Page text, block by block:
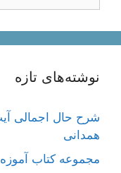
نوشته‌های تازه
شرح حال اجمالی
همدانی
مجموعه کتاب